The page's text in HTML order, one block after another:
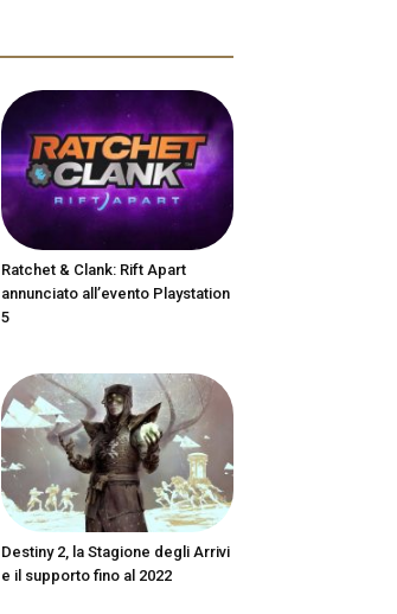
Ratchet & Clank: Rift Apart
annunciato all’evento Playstation
5
Destiny 2, la Stagione degli Arrivi
e il supporto fino al 2022